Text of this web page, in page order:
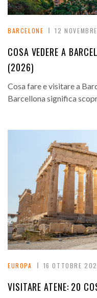
BARCELONE 12
COSA VEDERE A
(2026)
Cosa fare e visitare a
Barcellona significa
EUROPA 16 OTTOBRE
VISITARE ATENE: 20